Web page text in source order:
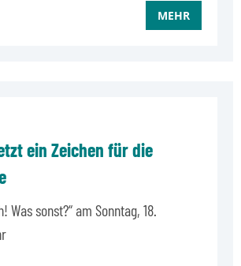
MEHR
ein Zeichen für die
Was sonst?“ am Sonntag, 18.